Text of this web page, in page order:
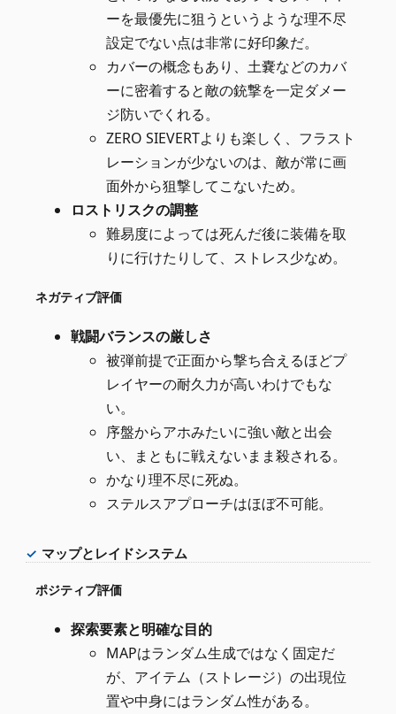
ーを最優先に狙うというような理不尽
設定でない点は非常に好印象だ。
カバーの概念もあり、土嚢などのカバ
ーに密着すると敵の銃撃を一定ダメー
ジ防いでくれる。
ZERO SIEVERTよりも楽しく、フラスト
レーションが少ないのは、敵が常に画
面外から狙撃してこないため。
ロストリスクの調整
難易度によっては死んだ後に装備を取
りに行けたりして、ストレス少なめ。
ネガティブ評価
戦闘バランスの厳しさ
被弾前提で正面から撃ち合えるほどプ
レイヤーの耐久力が高いわけでもな
い。
序盤からアホみたいに強い敵と出会
い、まともに戦えないまま殺される。
かなり理不尽に死ぬ。
ステルスアプローチはほぼ不可能。
マップとレイドシステム
ポジティブ評価
探索要素と明確な目的
MAPはランダム生成ではなく固定だ
が、アイテム（ストレージ）の出現位
置や中身にはランダム性がある。